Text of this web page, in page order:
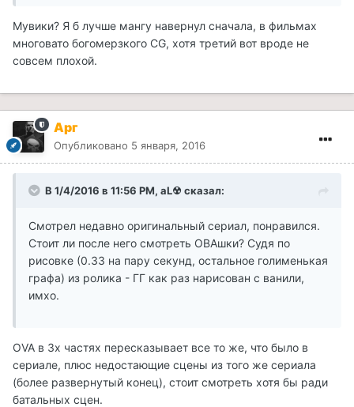
Мувики? Я б лучше мангу навернул сначала, в фильмах
многовато богомерзкого CG, хотя третий вот вроде не
совсем плохой.
Арг
Опубликовано 5 января, 2016
В 1/4/2016 в 11:56 PM, aL☢ сказал:
Смотрел недавно оригинальный сериал, понравился.
Стоит ли после него смотреть ОВАшки? Судя по
рисовке (0.33 на пару секунд, остальное голименькая
графа) из ролика - ГГ как раз нарисован с ванили,
имхо.
OVA в 3х частях пересказывает все то же, что было в
сериале, плюс недостающие сцены из того же сериала
(более развернутый конец), стоит смотреть хотя бы ради
батальных сцен.